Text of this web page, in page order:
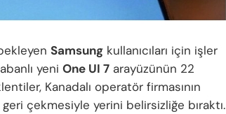
Samsung kullanıcıları için işler
yeni One UI 7 arayüzünün 22
Kanadalı operatör firmasının
çekmesiyle yerini belirsizliğe bıraktı.